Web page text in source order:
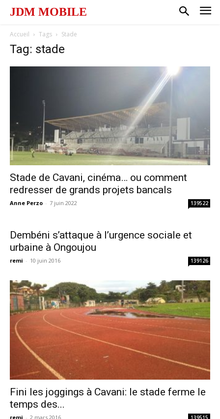
JDM MOBILE
Accueil Tags Stade
Tag: stade
Stade de Cavani, cinéma… ou comment
redresser de grands projets bancals
Anne Perzo - 7 juin 2022 139522
Dembéni s’attaque à l’urgence sociale et
urbaine à Ongoujou
remi - 10 juin 2016 139126
Fini les joggings à Cavani: le stade ferme le
temps des...
remi - 2 mars 2016 139515